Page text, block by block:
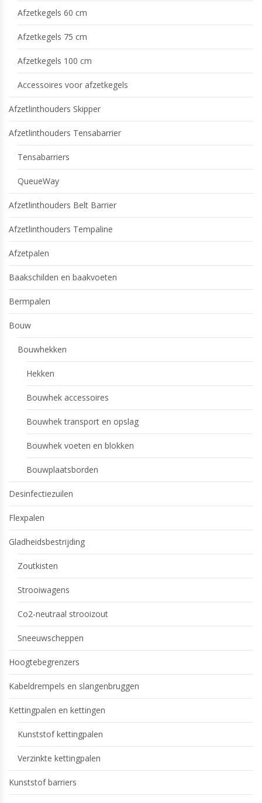
Afzetkegels 60 cm
Afzetkegels 75 cm
Afzetkegels 100 cm
Accessoires voor afzetkegels
Afzetlinthouders Skipper
Afzetlinthouders Tensabarrier
Tensabarriers
QueueWay
Afzetlinthouders Belt Barrier
Afzetlinthouders Tempaline
Afzetpalen
Baakschilden en baakvoeten
Bermpalen
Bouw
Bouwhekken
Hekken
Bouwhek accessoires
Bouwhek transport en opslag
Bouwhek voeten en blokken
Bouwplaatsborden
Desinfectiezuilen
Flexpalen
Gladheidsbestrijding
Zoutkisten
Strooiwagens
Co2-neutraal strooizout
Sneeuwscheppen
Hoogtebegrenzers
Kabeldrempels en slangenbruggen
Kettingpalen en kettingen
Kunststof kettingpalen
Verzinkte kettingpalen
Kunststof barriers